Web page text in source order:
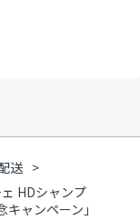
送
HDシャンプ
ャンペーン」